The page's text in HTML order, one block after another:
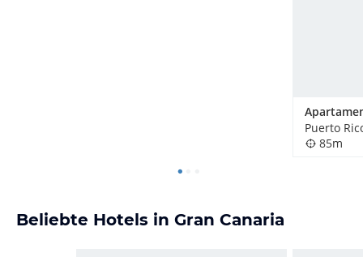
Puerto
85m
Beliebte Hotels in Gran Canaria